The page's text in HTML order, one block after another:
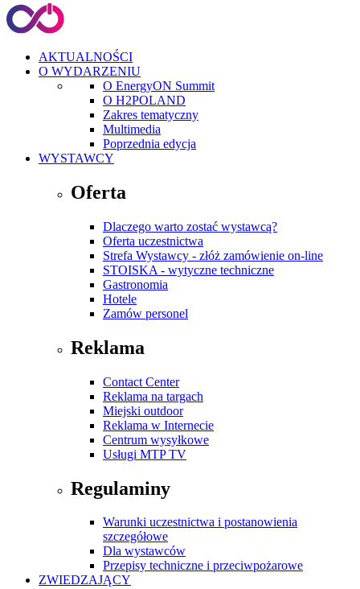
AKTUALNOŚCI
O WYDARZENIU
O EnergyON Summit
O H2POLAND
Zakres tematyczny
Multimedia
Poprzednia edycja
WYSTAWCY
Oferta
Dlaczego warto zostać wystawcą?
Oferta uczestnictwa
Strefa Wystawcy - złóż zamówienie on-line
STOISKA - wytyczne techniczne
Gastronomia
Hotele
Zamów personel
Reklama
Contact Center
Reklama na targach
Miejski outdoor
Reklama w Internecie
Centrum wysyłkowe
Usługi MTP TV
Regulaminy
Warunki uczestnictwa i postanowienia
szczegółowe
Dla wystawców
Przepisy techniczne i przeciwpożarowe
ZWIEDZAJĄCY